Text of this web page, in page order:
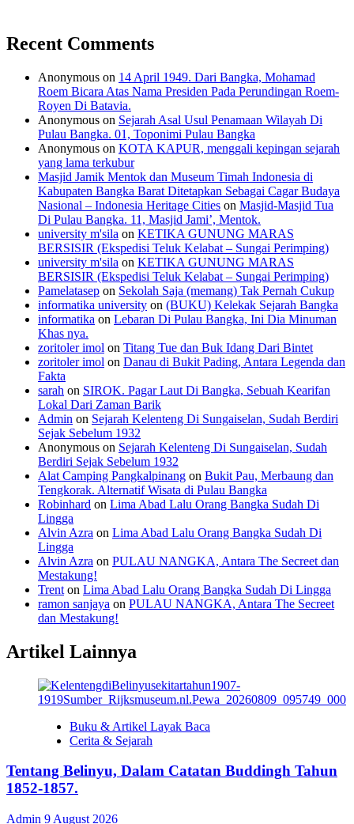
Recent Comments
Anonymous on 14 April 1949. Dari Bangka, Mohamad
Roem Bicara Atas Nama Presiden Pada Perundingan Roem-
Royen Di Batavia.
Anonymous on Sejarah Asal Usul Penamaan Wilayah Di
Pulau Bangka. 01, Toponimi Pulau Bangka
Anonymous on KOTA KAPUR, menggali kepingan sejarah
yang lama terkubur
Masjid Jamik Mentok dan Museum Timah Indonesia di
Kabupaten Bangka Barat Ditetapkan Sebagai Cagar Budaya
Nasional – Indonesia Heritage Cities on Masjid-Masjid Tua
Di Pulau Bangka. 11, Masjid Jami’, Mentok.
university m'sila on KETIKA GUNUNG MARAS
BERSISIR (Ekspedisi Teluk Kelabat – Sungai Perimping)
university m'sila on KETIKA GUNUNG MARAS
BERSISIR (Ekspedisi Teluk Kelabat – Sungai Perimping)
Pamelatasep on Sekolah Saja (memang) Tak Pernah Cukup
informatika university on (BUKU) Kelekak Sejarah Bangka
informatika on Lebaran Di Pulau Bangka, Ini Dia Minuman
Khas nya.
zoritoler imol on Titang Tue dan Buk Idang Dari Bintet
zoritoler imol on Danau di Bukit Pading, Antara Legenda dan
Fakta
sarah on SIROK. Pagar Laut Di Bangka, Sebuah Kearifan
Lokal Dari Zaman Barik
Admin on Sejarah Kelenteng Di Sungaiselan, Sudah Berdiri
Sejak Sebelum 1932
Anonymous on Sejarah Kelenteng Di Sungaiselan, Sudah
Berdiri Sejak Sebelum 1932
Alat Camping Pangkalpinang on Bukit Pau, Merbaung dan
Tengkorak. Alternatif Wisata di Pulau Bangka
Robinhard on Lima Abad Lalu Orang Bangka Sudah Di
Lingga
Alvin Azra on Lima Abad Lalu Orang Bangka Sudah Di
Lingga
Alvin Azra on PULAU NANGKA, Antara The Secreet dan
Mestakung!
Trent on Lima Abad Lalu Orang Bangka Sudah Di Lingga
ramon sanjaya on PULAU NANGKA, Antara The Secreet
dan Mestakung!
Artikel Lainnya
Buku & Artikel Layak Baca
Cerita & Sejarah
Tentang Belinyu, Dalam Catatan Buddingh Tahun
1852-1857.
Admin 9 August 2026